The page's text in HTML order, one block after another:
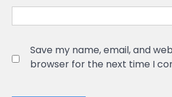
Save my name, email, and
browser for the next time I